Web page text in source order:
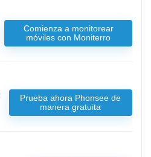
Comienza a monitorear
móviles con Moniterro
Prueba ahora Phonsee de
manera gratuita